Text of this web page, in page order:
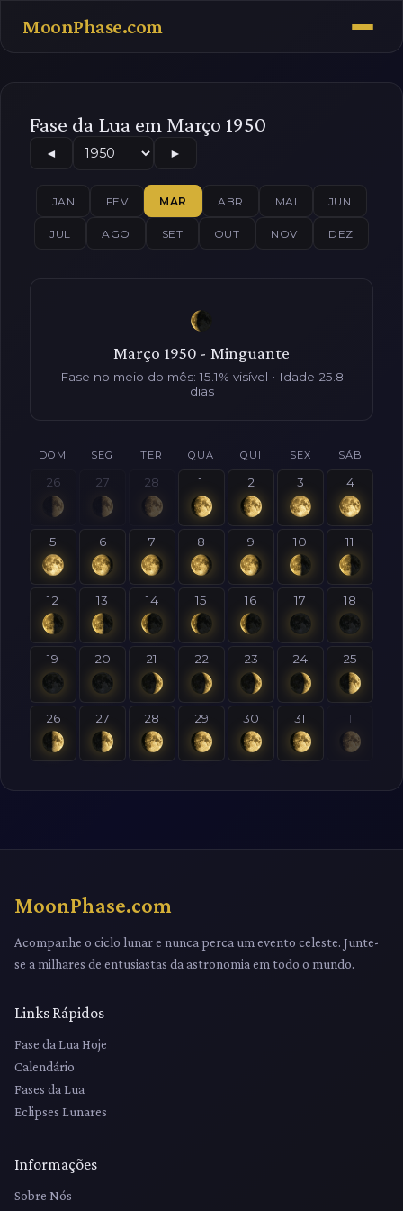
MoonPhase.com
Fase da Lua em Março 1950
◄ ►
JAN FEV MAR ABR MAI JUN
JUL AGO SET OUT NOV DEZ
Março 1950 - Minguante
Fase no meio do mês: 15.1% visível • Idade 25.8
dias
DOM SEG TER QUA QUI SEX SÁB
26 27 28 1 2 3 4
5 6 7 8 9 10 11
12 13 14 15 16 17 18
19 20 21 22 23 24 25
26 27 28 29 30 31 1
MoonPhase.com
Acompanhe o ciclo lunar e nunca perca um evento celeste. Junte-
se a milhares de entusiastas da astronomia em todo o mundo.
Links Rápidos
Fase da Lua Hoje
Calendário
Fases da Lua
Eclipses Lunares
Informações
Sobre Nós